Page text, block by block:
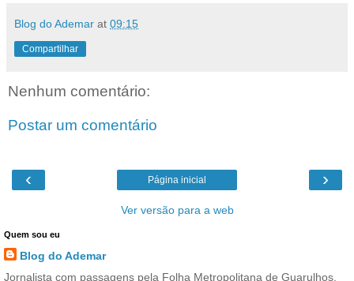
Blog do Ademar at 09:15
Compartilhar
Nenhum comentário:
Postar um comentário
‹ ›
Página inicial
Ver versão para a web
Quem sou eu
Blog do Ademar
Jornalista com passagens pela Folha Metropolitana de Guarulhos,